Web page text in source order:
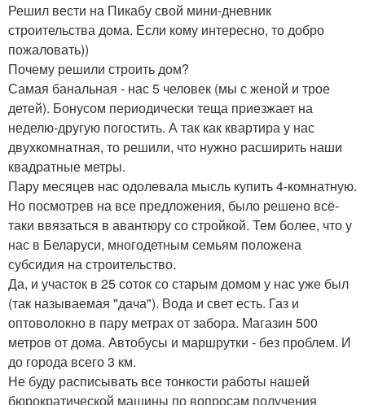
Решил вести на Пикабу свой мини-дневник
строительства дома. Если кому интересно, то добро
пожаловать))
Почему решили строить дом?
Самая банальная - нас 5 человек (мы с женой и трое
детей). Бонусом периодически теща приезжает на
неделю-другую погостить. А так как квартира у нас
двухкомнатная, то решили, что нужно расширить наши
квадратные метры.
Пару месяцев нас одолевала мысль купить 4-комнатную.
Но посмотрев на все предложения, было решено всё-
таки ввязаться в авантюру со стройкой. Тем более, что у
нас в Беларуси, многодетным семьям положена
субсидия на строительство.
Да, и участок в 25 соток со старым домом у нас уже был
(так называемая "дача"). Вода и свет есть. Газ и
оптоволокно в пару метрах от забора. Магазин 500
метров от дома. Автобусы и маршрутки - без проблем. И
до города всего 3 км.
Не буду расписывать все тонкости работы нашей
бюрократической машины по вопросам получения